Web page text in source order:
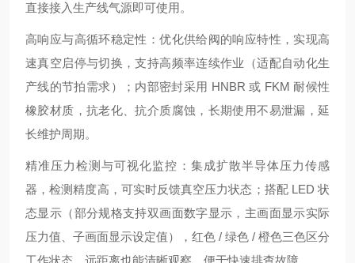
直接接入生产线气源即可使用。
高响应与高循环稳定性：优化供给阀的响应特性，实现高
速真空启停与切换，支持高频率连续作业（适配自动化生
产线的节拍需求）；内部密封采用 HNBR 或 FKM 耐候性
橡胶材质，抗老化、抗介质腐蚀，长期使用不易泄漏，延
长维护周期。
精准压力检测与可视化监控：集成扩散半导体压力传感
器，检测精度高，可实时反馈真空压力状态；搭配 LED 状
态显示（部分规格支持双画面数字显示，主画面显示实际
压力值、子画面显示设定值），红色 / 绿色 / 橙色三色区分
工作状态，远距离也能清晰观察，便于快速排查故障。